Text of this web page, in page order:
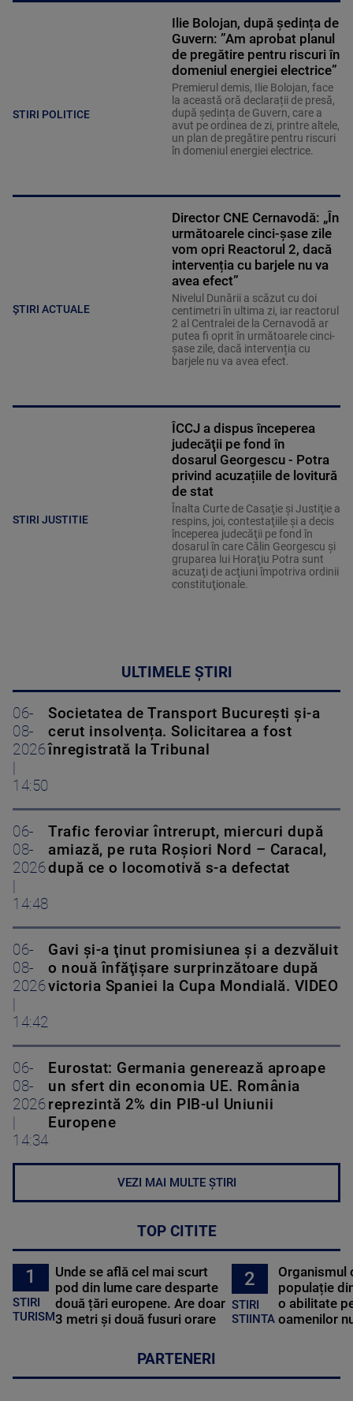
STIRI POLITICE
Ilie Bolojan, după ședința de
Guvern: ”Am aprobat planul
de pregătire pentru riscuri în
domeniul energiei electrice”
Premierul demis, Ilie Bolojan, face
la această oră declarații de presă,
după ședința de Guvern, care a
avut pe ordinea de zi, printre altele,
un plan de pregătire pentru riscuri
în domeniul energiei electrice.
ȘTIRI ACTUALE
Director CNE Cernavodă: „În
următoarele cinci-șase zile
vom opri Reactorul 2, dacă
intervenția cu barjele nu va
avea efect”
Nivelul Dunării a scăzut cu doi
centimetri în ultima zi, iar reactorul
2 al Centralei de la Cernavodă ar
putea fi oprit în următoarele cinci-
șase zile, dacă intervenția cu
barjele nu va avea efect.
STIRI JUSTITIE
ÎCCJ a dispus începerea
judecăţii pe fond în
dosarul Georgescu - Potra
privind acuzațiile de lovitură
de stat
Înalta Curte de Casaţie şi Justiţie a
respins, joi, contestaţiile şi a decis
începerea judecăţii pe fond în
dosarul în care Călin Georgescu şi
gruparea lui Horaţiu Potra sunt
acuzaţi de acţiuni împotriva ordinii
constituţionale.
ULTIMELE ȘTIRI
06-
08-
2026
14:50
Societatea de Transport București și-a
cerut insolvența. Solicitarea a fost
înregistrată la Tribunal
06-
08-
2026
14:48
Trafic feroviar întrerupt, miercuri după
amiază, pe ruta Roşiori Nord – Caracal,
după ce o locomotivă s-a defectat
06-
08-
2026
14:42
Gavi şi-a ţinut promisiunea şi a dezvăluit
o nouă înfăţişare surprinzătoare după
victoria Spaniei la Cupa Mondială. VIDEO
06-
08-
2026
14:34
Eurostat: Germania generează aproape
un sfert din economia UE. România
reprezintă 2% din PIB-ul Uniunii
Europene
VEZI MAI MULTE ȘTIRI
TOP CITITE
1
STIRI
TURISM
Unde se află cel mai scurt
pod din lume care desparte
două țări europene. Are doar
3 metri și două fusuri orare
2
STIRI
STIINTA
Organismul
populație
o abilitate
oamenilor
PARTENERI